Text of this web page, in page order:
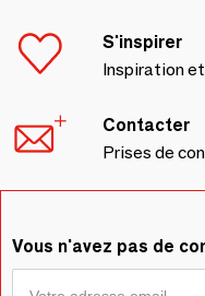
S'inspirer
Inspiration
Contacter
Prises de
Vous n'avez pas de